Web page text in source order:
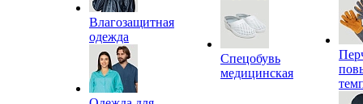
Влагозащитная
одежда
Спецобувь
медицинская